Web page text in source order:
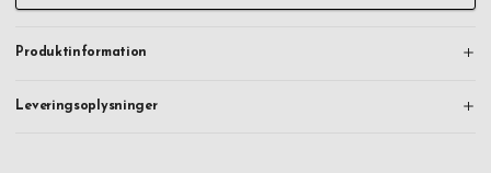
Produktinformation
Leveringsoplysninger